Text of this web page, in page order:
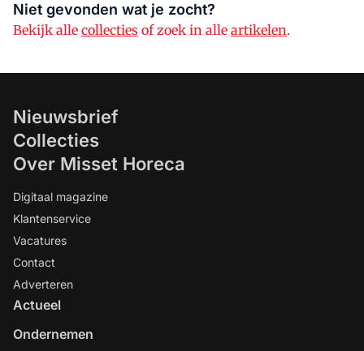
Niet gevonden wat je zocht?
Bekijk alle collecties of zoek in alle artikelen.
Nieuwsbrief
Collecties
Over Misset Horeca
Digitaal magazine
Klantenservice
Vacatures
Contact
Adverteren
Actueel
Ondernemen